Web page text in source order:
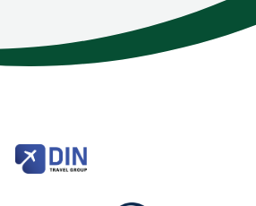
235 39
Telefon040 45 63 50
| ©2026